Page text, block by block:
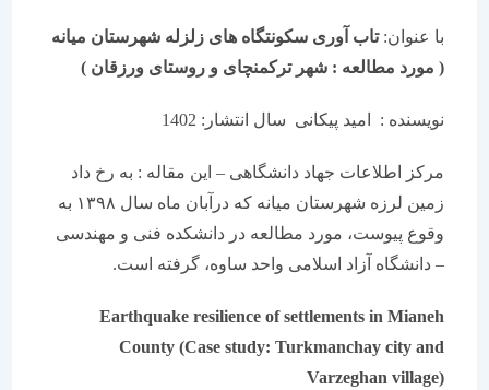
با عنوان:تاب آوری سکونتگاه های زلزله شهرستان میانه
( مورد مطالعه : شهر ترکمنچای و روستای ورزقان )
نویسنده : امید پیکانی سال انتشار: 1402
مرکز اطلاعات جهاد دانشگاهی – این مقاله : به رخ داد
زمین لرزه شهرستان میانه که درآبان ماه سال ۱۳۹۸ به
وقوع پیوست، مورد مطالعه در دانشکده فنی و مهندسی
– دانشگاه آزاد اسلامی واحد ساوه، گرفته است.
Earthquake resilience of settlements in Mianeh
County (Case study: Turkmanchay city and
Varzeghan village)